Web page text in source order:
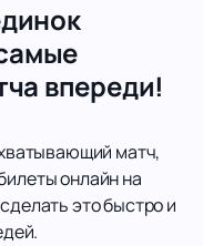
впереди!
матч,
онлайн на
это быстро и